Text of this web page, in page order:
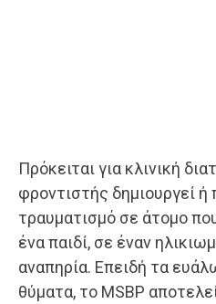
Πρόκειται για κλινική
φροντιστής δημιουργεί ή
τραυματισμό σε άτομο
ένα παιδί, σε έναν
αναπηρία. Επειδή τα
θύματα, το MSBP